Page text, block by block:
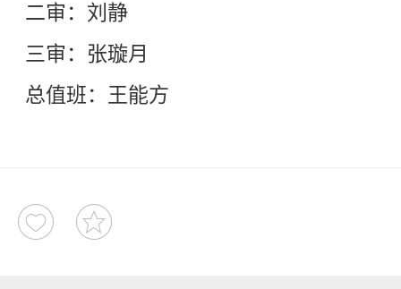
二审：刘静
三审：张璇月
总值班：王能方